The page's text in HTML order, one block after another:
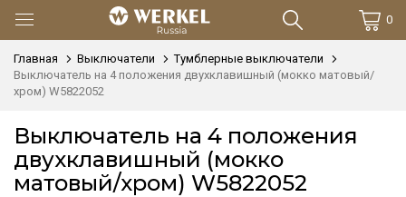
0
Главная Выключатели
Тумблерные выключатели
Выключатель на 4 положения двухклавишный (мокко матовый/
хром) W5822052
Выключатель на 4 положения
двухклавишный (мокко
матовый/хром) W5822052